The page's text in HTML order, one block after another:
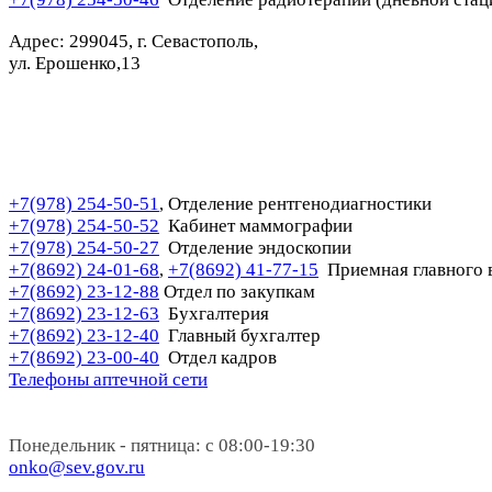
Адрес: 299045, г. Севастополь,
ул. Ерошенко,13
+7(978) 254-50-51 , Отделение рентгенодиагностики
+7(978) 254-50-52 Кабинет маммографии
+7(978) 254-50-27 Отделение эндоскопии
+7(8692) 24-01-68, +7(8692) 41-77-15 Приемная главного
+7(8692) 23-12-88 Отдел по закупкам
+7(8692) 23-12-63 Бухгалтерия
+7(8692) 23-12-40 Главный бухгалтер
+7(8692) 23-00-40 Отдел кадров
Телефоны аптечной сети
Понедельник - пятница: с 08:00-19:30
onko@sev.gov.ru